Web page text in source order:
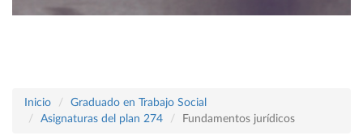
Inicio
Graduado en Trabajo Social
Asignaturas del plan 274
Fundamentos jurídicos